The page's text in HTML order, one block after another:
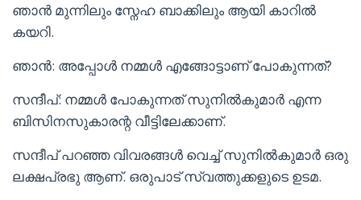
ഞാൻ മുന്നിലും സ്നേഹ ബാക്കിലും ആയി കാറിൽ
കയറി.
ഞാൻ: അപ്പോൾ നമ്മൾ എങ്ങോട്ടാണ് പോകുന്നത്?
സന്ദീപ്: നമ്മൾ പോകുന്നത് സുനിൽകുമാർ എന്ന
ബിസിനസുകാരന്റ വീട്ടിലേക്കാണ്.
സന്ദീപ് പറഞ്ഞ വിവരങ്ങൾ വെച്ച് സുനിൽകുമാർ ഒരു
ലക്ഷപ്രഭു ആണ്. ഒരുപാട് സ്വത്തുക്കളുടെ ഉടമ.